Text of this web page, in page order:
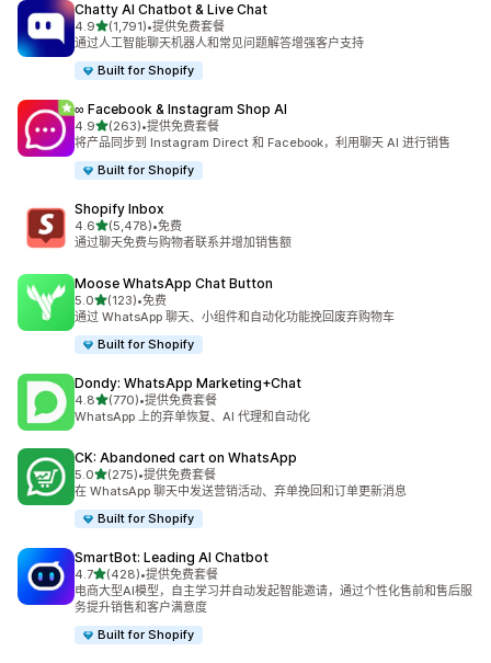
Chatty AI Chatbot & Live Chat
4.9星（满分 5 星）
(1,791)
总共 1791 条评论
•提供免费套餐
通过人工智能聊天机器人和常见问题解答增强客户支持
Built for Shopify
∞ Facebook & Instagram Shop AI
4.9星（满分 5 星）
(263)
总共 263 条评论
•提供免费套餐
将产品同步到 Instagram Direct 和 Facebook，利用聊天 AI 进行销售
Built for Shopify
Shopify Inbox
4.6星（满分 5 星）
(5,478)
总共 5478 条评论
•免费
通过聊天免费与购物者联系并增加销售额
Moose WhatsApp Chat Button
5.0星（满分 5 星）
(123)
总共 123 条评论
•免费
通过 WhatsApp 聊天、小组件和自动化功能挽回废弃购物车
Built for Shopify
Dondy: WhatsApp Marketing+Chat
4.8星（满分 5 星）
(770)
总共 770 条评论
•提供免费套餐
WhatsApp 上的弃单恢复、AI 代理和自动化
CK: Abandoned cart on WhatsApp
5.0星（满分 5 星）
(275)
总共 275 条评论
•提供免费套餐
在 WhatsApp 聊天中发送营销活动、弃单挽回和订单更新消息
Built for Shopify
SmartBot: Leading AI Chatbot
4.7星（满分 5 星）
(428)
总共 428 条评论
•提供免费套餐
电商大型AI模型，自主学习并自动发起智能邀请，通过个性化售前和售后服
务提升销售和客户满意度
Built for Shopify